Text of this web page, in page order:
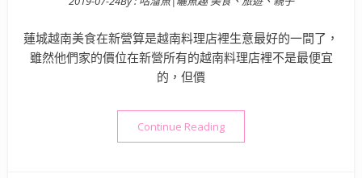
蓮城越南美食在新營算是越南料理店裡生意最好的一間了，
雖然他們家的價位在新營所有的越南料理店裡不是最便宜
的，但價
Continue Reading“【台南新營平價美食】蓮城